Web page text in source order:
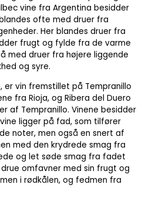
vine fra Argentina besidder
ofte med druer fra
Her blandes druer fra
frugt og fylde fra de varme
med druer fra højere liggende
og syre.
er vin fremstillet på Tempranillo
fra Rioja, og Ribera del Duero
af Tempranillo. Vinene besidder
ligger på fad, som tilfører
noter, men også en snert af
med den krydrede smag fra
og let søde smag fra fadet
omfavner med sin frugt og
i rødkålen, og fedmen fra